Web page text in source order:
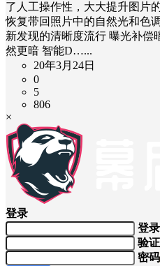
了人工操作性，大大提升图片
恢复带回照片中的自然光和色
新发现的清晰度流行 曝光补偿
然更暗 智能D…...
20年3月24日
0
5
806
×
登录
登
验
密码